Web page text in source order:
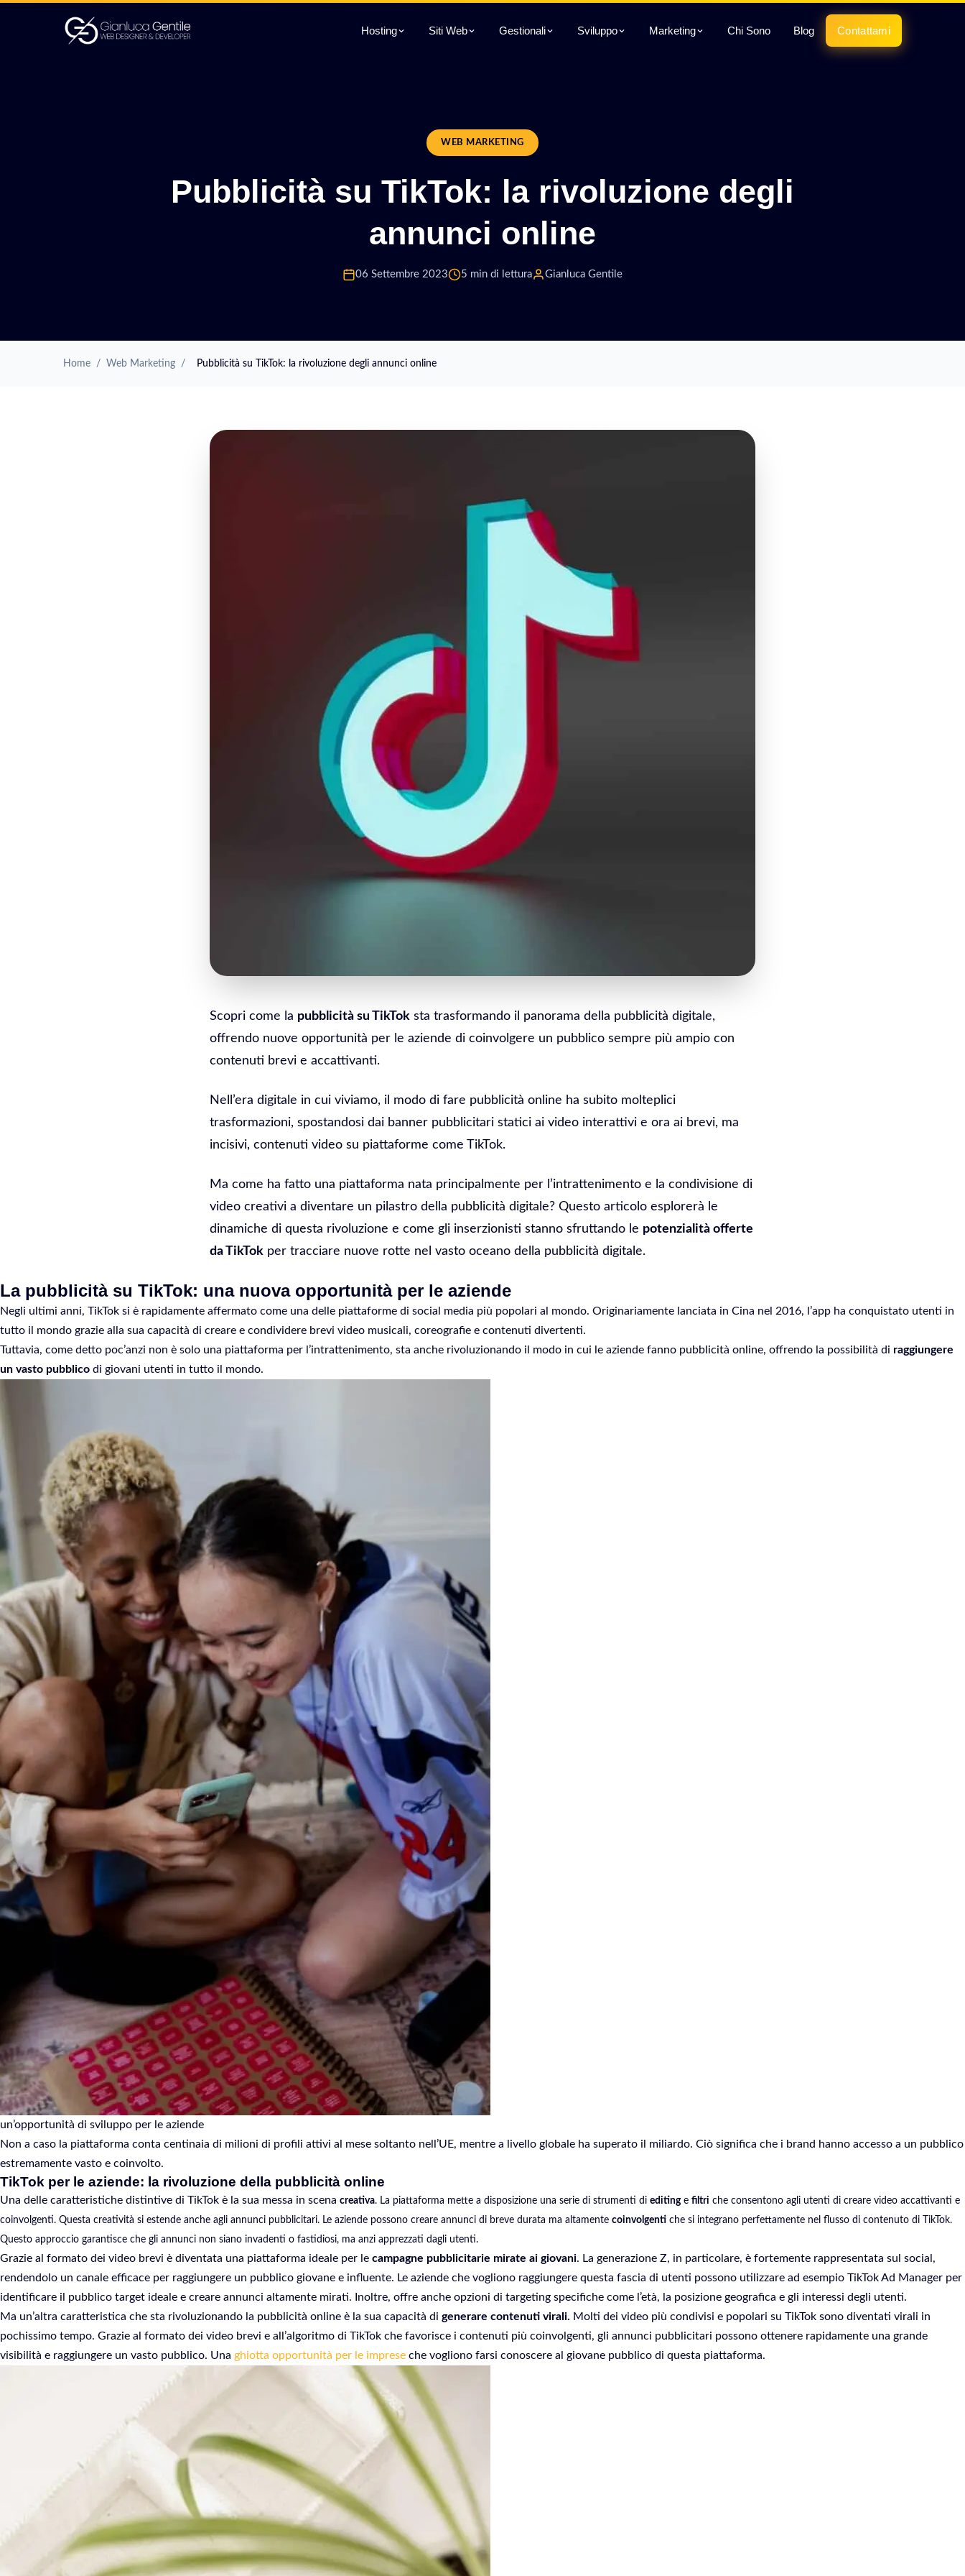
Hosting Siti Web Gestionali Sviluppo Marketing Chi Sono Blog Contattami
WEB MARKETING
Pubblicità su TikTok: la rivoluzione degli
annunci online
06 Settembre 2023 5 min di lettura Gianluca Gentile
Home / Web Marketing / Pubblicità su TikTok: la rivoluzione degli annunci online
Scopri come la pubblicità su TikTok sta trasformando il panorama della pubblicità digitale,
offrendo nuove opportunità per le aziende di coinvolgere un pubblico sempre più ampio con
contenuti brevi e accattivanti.
Nell’era digitale in cui viviamo, il modo di fare pubblicità online ha subito molteplici
trasformazioni, spostandosi dai banner pubblicitari statici ai video interattivi e ora ai brevi, ma
incisivi, contenuti video su piattaforme come TikTok.
Ma come ha fatto una piattaforma nata principalmente per l’intrattenimento e la condivisione di
video creativi a diventare un pilastro della pubblicità digitale? Questo articolo esplorerà le
dinamiche di questa rivoluzione e come gli inserzionisti stanno sfruttando le potenzialità offerte
da TikTok per tracciare nuove rotte nel vasto oceano della pubblicità digitale.
La pubblicità su TikTok: una nuova opportunità per le aziende
Negli ultimi anni, TikTok si è rapidamente affermato come una delle piattaforme di social media più popolari al mondo. Originariamente lanciata in Cina nel 2016, l’app ha conquistato utenti in
tutto il mondo grazie alla sua capacità di creare e condividere brevi video musicali, coreografie e contenuti divertenti.
Tuttavia, come detto poc’anzi non è solo una piattaforma per l’intrattenimento, sta anche rivoluzionando il modo in cui le aziende fanno pubblicità online, offrendo la possibilità di raggiungere
un vasto pubblico di giovani utenti in tutto il mondo.
un’opportunità di sviluppo per le aziende
Non a caso la piattaforma conta centinaia di milioni di profili attivi al mese soltanto nell’UE, mentre a livello globale ha superato il miliardo. Ciò significa che i brand hanno accesso a un pubblico
estremamente vasto e coinvolto.
TikTok per le aziende: la rivoluzione della pubblicità online
Una delle caratteristiche distintive di TikTok è la sua messa in scena creativa. La piattaforma mette a disposizione una serie di strumenti di editinge filtri che consentono agli utenti di creare video accattivanti e
coinvolgenti. Questa creatività si estende anche agli annunci pubblicitari. Le aziende possono creare annunci di breve durata ma altamente coinvolgenti che si integrano perfettamente nel flusso di contenuto di TikTok.
Questo approccio garantisce che gli annunci non siano invadenti o fastidiosi, ma anzi apprezzati dagli utenti.
Grazie al formato dei video brevi è diventata una piattaforma ideale per le campagne pubblicitarie mirate ai giovani. La generazione Z, in particolare, è fortemente rappresentata sul social,
rendendolo un canale efficace per raggiungere un pubblico giovane e influente. Le aziende che vogliono raggiungere questa fascia di utenti possono utilizzare ad esempio TikTok Ad Manager per
identificare il pubblico target ideale e creare annunci altamente mirati. Inoltre, offre anche opzioni di targeting specifiche come l’età, la posizione geografica e gli interessi degli utenti.
Ma un’altra caratteristica che sta rivoluzionando la pubblicità online è la sua capacità di generare contenuti virali. Molti dei video più condivisi e popolari su TikTok sono diventati virali in
pochissimo tempo. Grazie al formato dei video brevi e all’algoritmo di TikTok che favorisce i contenuti più coinvolgenti, gli annunci pubblicitari possono ottenere rapidamente una grande
visibilità e raggiungere un vasto pubblico. Una ghiotta opportunità per le imprese che vogliono farsi conoscere al giovane pubblico di questa piattaforma.